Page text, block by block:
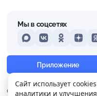
+21°
О нас
Мы в соцсетях
MAXVKontakteDzen
Приложение
Сайт использует
аналитики и